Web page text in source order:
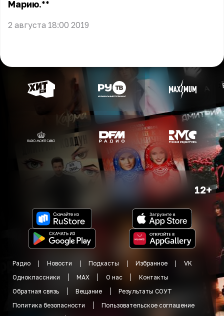
Марию.**
2 августа 18:00 2019
12+
Радио Новости Подкасты Избранное
VK
Одноклассники
MAX О нас
Контакты
Обратная связь
Вещание
Результаты СОУТ
Политика безопасности
Пользовательское соглашение